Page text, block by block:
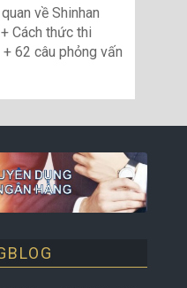
về Shinhan
Cách thức thi
+ 62 câu phỏng vấn